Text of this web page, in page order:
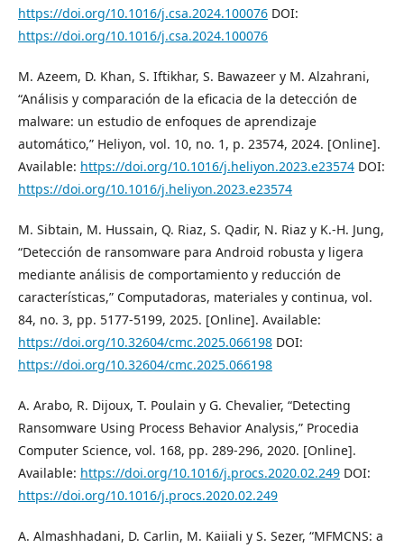
https://doi.org/10.1016/j.csa.2024.100076 DOI:
https://doi.org/10.1016/j.csa.2024.100076
M. Azeem, D. Khan, S. Iftikhar, S. Bawazeer y M. Alzahrani,
“Análisis y comparación de la eficacia de la detección de
malware: un estudio de enfoques de aprendizaje
automático,” Heliyon, vol. 10, no. 1, p. 23574, 2024. [Online].
Available: https://doi.org/10.1016/j.heliyon.2023.e23574 DOI:
https://doi.org/10.1016/j.heliyon.2023.e23574
M. Sibtain, M. Hussain, Q. Riaz, S. Qadir, N. Riaz y K.-H. Jung,
“Detección de ransomware para Android robusta y ligera
mediante análisis de comportamiento y reducción de
características,” Computadoras, materiales y continua, vol.
84, no. 3, pp. 5177-5199, 2025. [Online]. Available:
https://doi.org/10.32604/cmc.2025.066198 DOI:
https://doi.org/10.32604/cmc.2025.066198
A. Arabo, R. Dijoux, T. Poulain y G. Chevalier, “Detecting
Ransomware Using Process Behavior Analysis,” Procedia
Computer Science, vol. 168, pp. 289-296, 2020. [Online].
Available: https://doi.org/10.1016/j.procs.2020.02.249 DOI:
https://doi.org/10.1016/j.procs.2020.02.249
A. Almashhadani, D. Carlin, M. Kaiiali y S. Sezer, “MFMCNS: a